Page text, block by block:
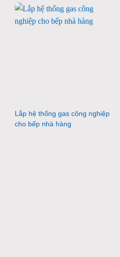
Lắp hệ thống gas công nghiệp
cho bếp nhà hàng